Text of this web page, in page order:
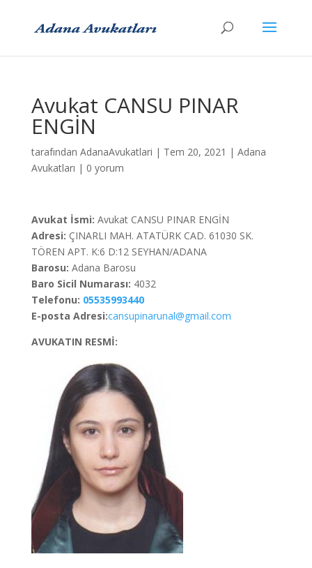
Avukat CANSU PINAR
ENGİN
tarafından AdanaAvukatlari | Tem 20, 2021 | Adana
Avukatları | 0 yorum
Avukat İsmi: Avukat CANSU PINAR ENGİN
Adresi: ÇINARLI MAH. ATATÜRK CAD. 61030 SK.
TÖREN APT. K:6 D:12 SEYHAN/ADANA
Barosu: Adana Barosu
Baro Sicil Numarası: 4032
Telefonu: 05535993440
E-posta Adresi:cansupinarunal@gmail.com
AVUKATIN RESMİ: